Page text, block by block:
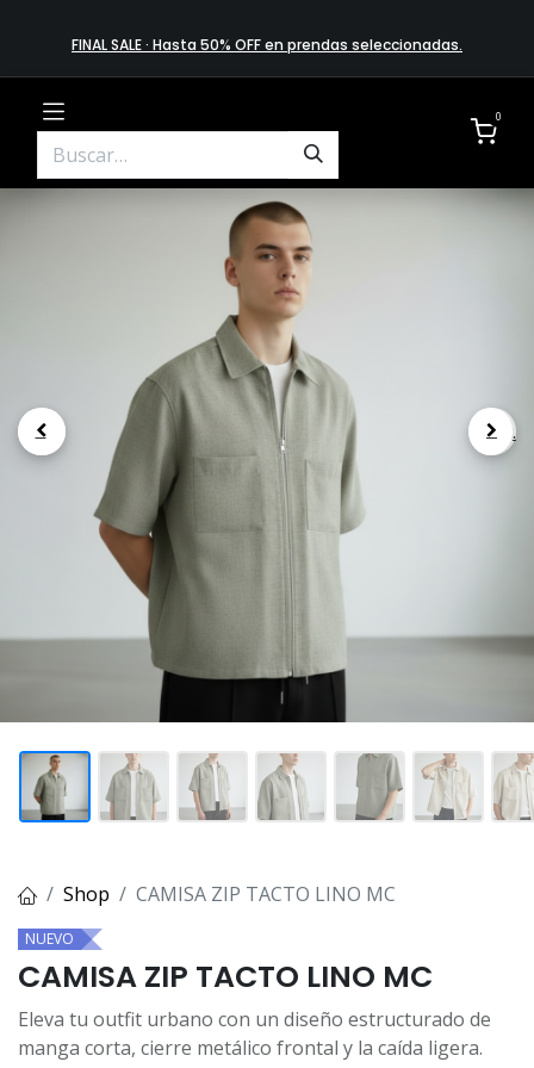
FINAL SALE · Hasta 50% OFF en prendas​ selecciona​das.
0
.
Shop CAMISA ZIP TACTO LINO MC
NUEVO
CAMISA ZIP TACTO LINO MC
Eleva tu outfit urbano con un diseño estructurado de
manga corta, cierre metálico frontal y la caída ligera.